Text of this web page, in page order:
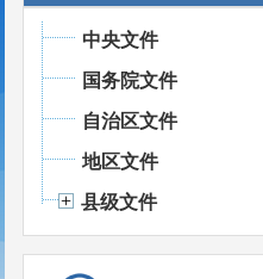
中央文件
国务院文件
自治区文件
地区文件
县级文件